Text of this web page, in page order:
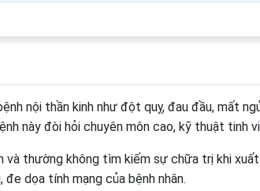
nội thần kinh như đột quỵ, đau đầu, mất
này đòi hỏi chuyên môn cao, kỹ thuật tinh
và thường không tìm kiếm sự chữa trị khi
dọa tính mạng của bệnh nhân.